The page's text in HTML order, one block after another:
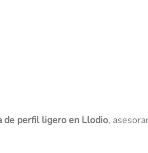
de perfil ligero en Llodio,